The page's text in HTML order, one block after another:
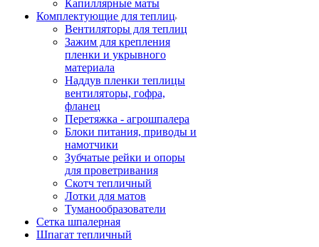
Капиллярные маты
Комплектующие для теплиц
Вентиляторы для теплиц
Зажим для крепления
пленки и укрывного
материала
Наддув пленки теплицы
вентиляторы, гофра,
фланец
Перетяжка - агрошпалера
Блоки питания, приводы и
намотчики
Зубчатые рейки и опоры
для проветривания
Скотч тепличный
Лотки для матов
Туманообразователи
Сетка шпалерная
Шпагат тепличный